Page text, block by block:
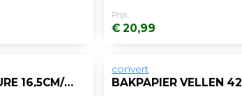
Prijs:
€ 20,99
VORK HOUT PURE 16,5CM/PK100
convert